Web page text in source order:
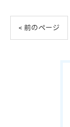
< 前のページ